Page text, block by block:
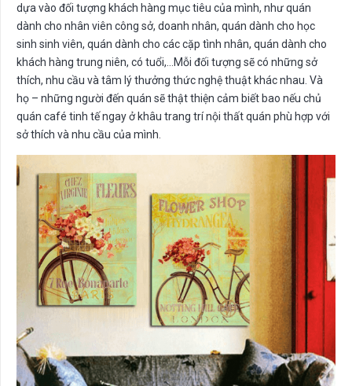
dựa vào đối tượng khách hàng mục tiêu của mình, như quán
dành cho nhân viên công sở, doanh nhân, quán dành cho học
sinh sinh viên, quán dành cho các cặp tình nhân, quán dành cho
khách hàng trung niên, có tuổi,…Mỗi đối tượng sẽ có những sở
thích, nhu cầu và tâm lý thưởng thức nghệ thuật khác nhau. Và
họ – những người đến quán sẽ thật thiện cảm biết bao nếu chủ
quán café tinh tế ngay ở khâu trang trí nội thất quán phù hợp với
sở thích và nhu cầu của mình.